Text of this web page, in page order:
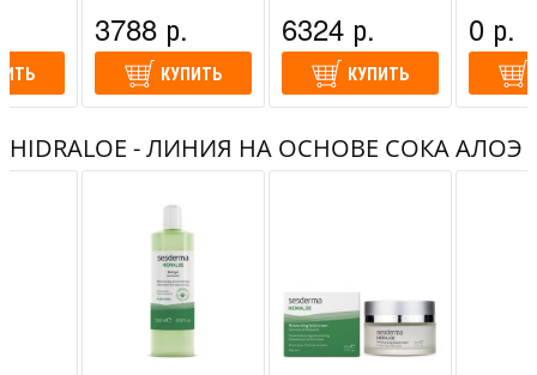
Корея)
3788 р.
КУПИТЬ
6324 р.
КУПИТЬ
0 р.
HIDRALOE - ЛИНИЯ НА ОСНОВЕ СОКА АЛОЭ